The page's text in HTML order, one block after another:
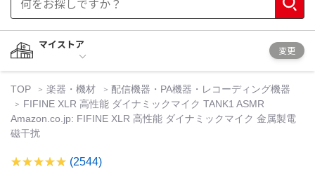
マイストア
変更
TOP 楽器・機材
配信機器・PA機器・レコーディング機器
FIFINE XLR 高性能 ダイナミックマイク TANK1 ASMR
Amazon.co.jp: FIFINE XLR 高性能 ダイナミックマイク 金属製電
磁干扰
(2544)